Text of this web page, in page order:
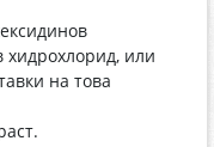
хидрохлорид, или
на това